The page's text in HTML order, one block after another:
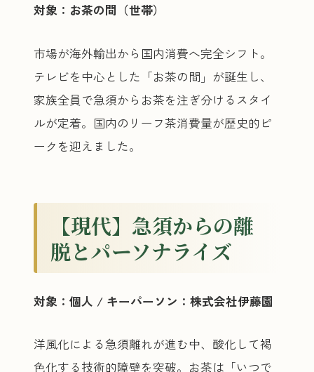
対象：お茶の間（世帯）
市場が海外輸出から国内消費へ完全シフト。
テレビを中心とした「お茶の間」が誕生し、
家族全員で急須からお茶を注ぎ分けるスタイ
ルが定着。国内のリーフ茶消費量が歴史的ピ
ークを迎えました。
【現代】急須からの離
脱とパーソナライズ
対象：個人 / キーパーソン：株式会社伊藤園
洋風化による急須離れが進む中、酸化して褐
色化する技術的障壁を突破。お茶は「いつで